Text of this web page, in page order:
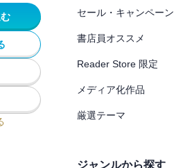
セール・キャンペーン
書店員オススメ
Reader Store 限定
メディア化作品
厳選テーマ
ジャンルから探す